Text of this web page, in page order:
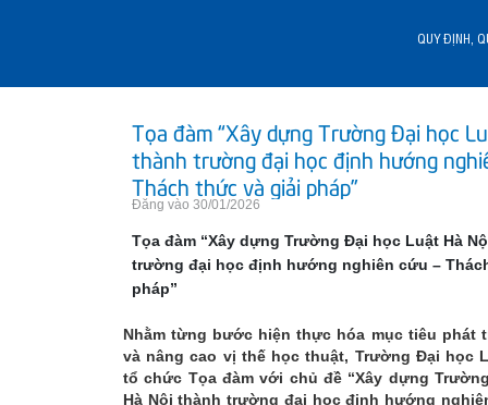
QUY ĐỊNH,
Tọa đàm “Xây dựng Trường Đại học
thành trường đại học định hướng
Thách thức và giải pháp”
Đăng vào 30/01/2026
Tọa đàm “Xây dựng Trường Đại học Luật Hà
trường đại học định hướng nghiên cứu –
pháp”
Nhằm từng bước hiện thực hóa mục tiêu phát
và nâng cao vị thế học thuật, Trường Đại học
tổ chức Tọa đàm với chủ đề “Xây dựng
Hà Nội thành trường đại học định hướng